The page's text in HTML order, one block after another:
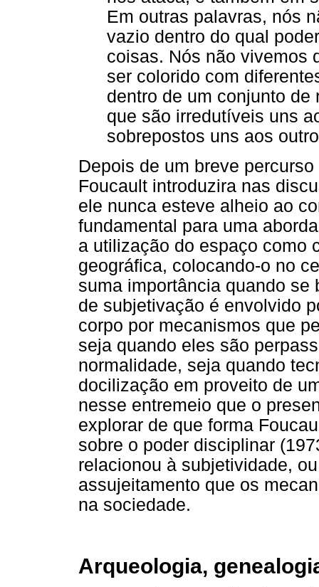
Em outras palavras, nós
vazio dentro do qual
coisas. Nós não vivemos
ser colorido com
dentro de um conjunto
que são irredutíveis uns
sobrepostos uns aos
Depois de um breve
Foucault introduzira nas
ele nunca esteve alheio ao
fundamental para uma
a utilização do espaço como
geográfica, colocando-o no
suma importância quando se
de subjetivação é envolvido
corpo por mecanismos que
seja quando eles são
normalidade, seja quando
docilização em proveito de
nesse entremeio que o
explorar de que forma
sobre o poder disciplinar
relacionou à subjetividade,
assujeitamento que os
na sociedade.
Arqueologia,